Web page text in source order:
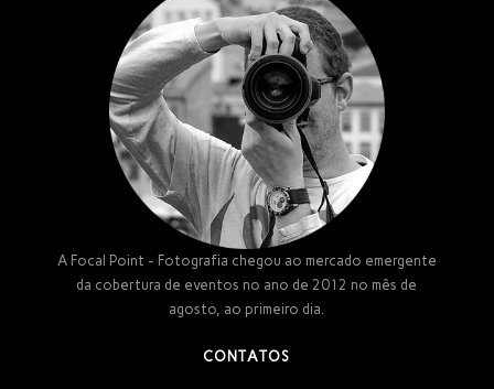
A Focal Point - Fotografia chegou ao mercado emergente
da cobertura de eventos no ano de 2012 no mês de
agosto, ao primeiro dia.
CONTATOS